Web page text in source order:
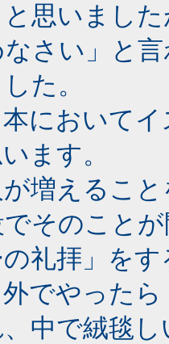
思いまし
さい」と
た。
において
ます。
増えるこ
そのこと
礼拝」を
でやった
中で絨毯